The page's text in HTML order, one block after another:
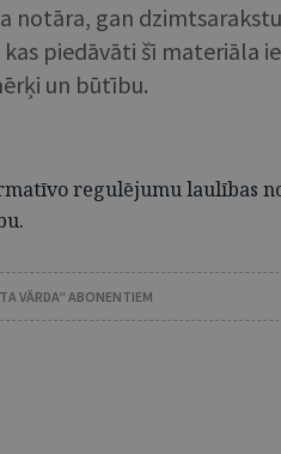
notāra, gan
piedāvāti šī materiāla
un būtību.
regulējumu
VĀRDA” ABONENTIEM